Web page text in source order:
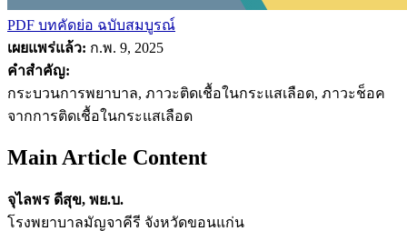
PDF บทคัดย่อ ฉบับสมบูรณ์
เผยแพร่แล้ว: ก.พ. 9, 2025
คำสำคัญ:
กระบวนการพยาบาล, ภาวะติดเชื้อในกระแสเลือด, ภาวะช็อค
จากการติดเชื้อในกระแสเลือด
Main Article Content
จุไลพร ดีสุข, พย.บ.
โรงพยาบาลมัญจาคีรี จังหวัดขอนแก่น